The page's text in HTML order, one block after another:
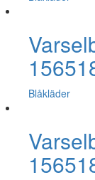
Blåkläder